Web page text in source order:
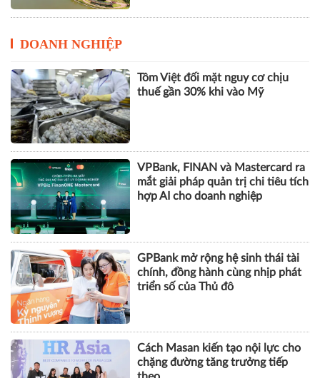
VPBank, FINAN và Mastercard ra
mắt giải pháp quản trị chi tiêu tích
hợp AI cho doanh nghiệp
GPBank mở rộng hệ sinh thái tài
chính, đồng hành cùng nhịp phát
triển số của Thủ đô
Cách Masan kiến tạo nội lực cho
chặng đường tăng trưởng tiếp
theo
KHOA HỌC QUẢN LÝ CHUYỆN QUẢN LÝ